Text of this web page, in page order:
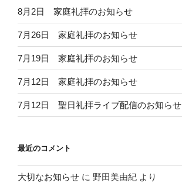
8月2日 家庭礼拝のお知らせ
7月26日 家庭礼拝のお知らせ
7月19日 家庭礼拝のお知らせ
7月12日 家庭礼拝のお知らせ
7月12日 聖日礼拝ライブ配信のお知らせ
最近のコメント
大切なお知らせ に 野田美由紀 より